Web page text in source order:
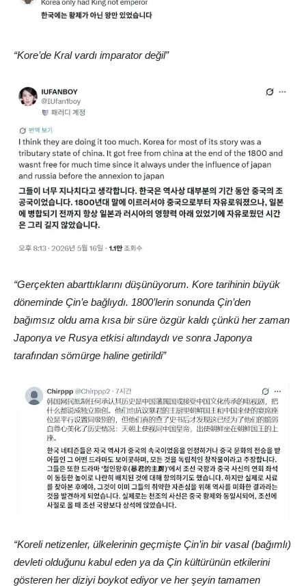
“Kore’de Kral vardı imparator değil”
“Gerçekten abarttıklarını düşünüyorum. Kore tarihinin büyük
döneminde Çin’e bağlıydı. 1800’lerin sonunda Çin’den
bağımsız oldu ama kısa bir süre özgür kaldı çünkü her zaman
Japonya ve Rusya etkisi altındaydı ve sonra Japonya
tarafından sömürge haline getirildi”
“Koreli netizenler, ülkelerinin geçmişte Çin’in bir vasal (bağımlı)
devleti olduğunu kabul eden ya da Çin kültürünün etkilerini
gösteren her diziyi boykot ediyor ve her şeyin tamamen